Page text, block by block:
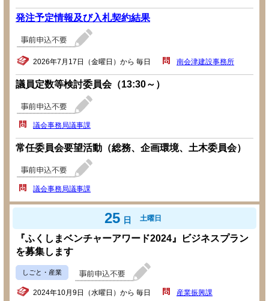
発注予定情報及び入札契約結果
2026年7月17日（金曜日）から 毎日 南会津建設事務所
議員定数等検討委員会（13:30～）
議会事務局議事課
常任委員会要望活動（総務、企画環境、土木委員会）
議会事務局議事課
25 日 土曜日
『ふくしまベンチャーアワード2024』ビジネスプラン
を募集します
しごと・産業
2024年10月9日（水曜日）から 毎日 産業振興課